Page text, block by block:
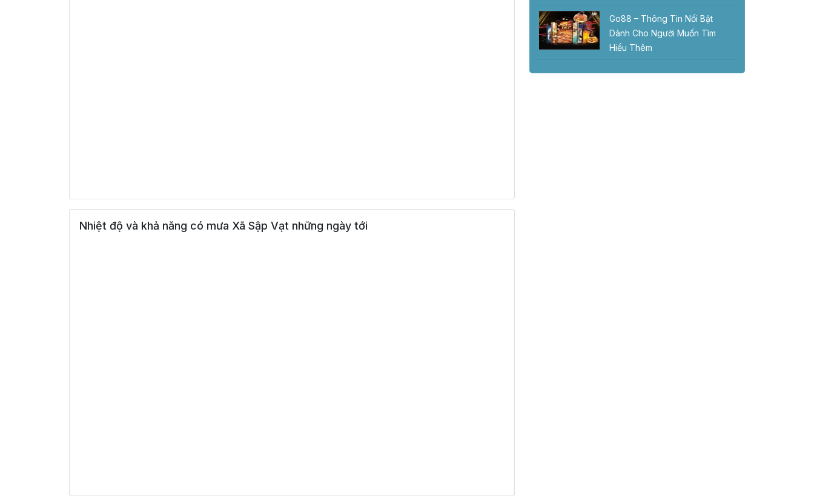
Nhiệt độ và khả năng có mưa Xã Sập Vạt những ngày tới
Go88 – Thông Tin Nổi Bật
Dành Cho Người Muốn Tìm
Hiểu Thêm